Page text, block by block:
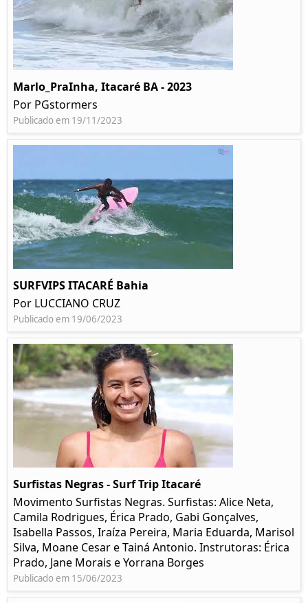
Marlo_PraInha, Itacaré BA - 2023
Por PGstormers
Publicado em 19/11/2023
SURFVIPS ITACARÉ Bahia
Por LUCCIANO CRUZ
Publicado em 19/06/2023
Surfistas Negras - Surf Trip Itacaré
Movimento Surfistas Negras. Surfistas: Alice Neta,
Camila Rodrigues, Érica Prado, Gabi Gonçalves,
Isabella Passos, Iraíza Pereira, Maria Eduarda, Marisol
Silva, Moane Cesar e Tainá Antonio. Instrutoras: Érica
Prado, Jane Morais e Yorrana Borges
Publicado em 15/06/2023